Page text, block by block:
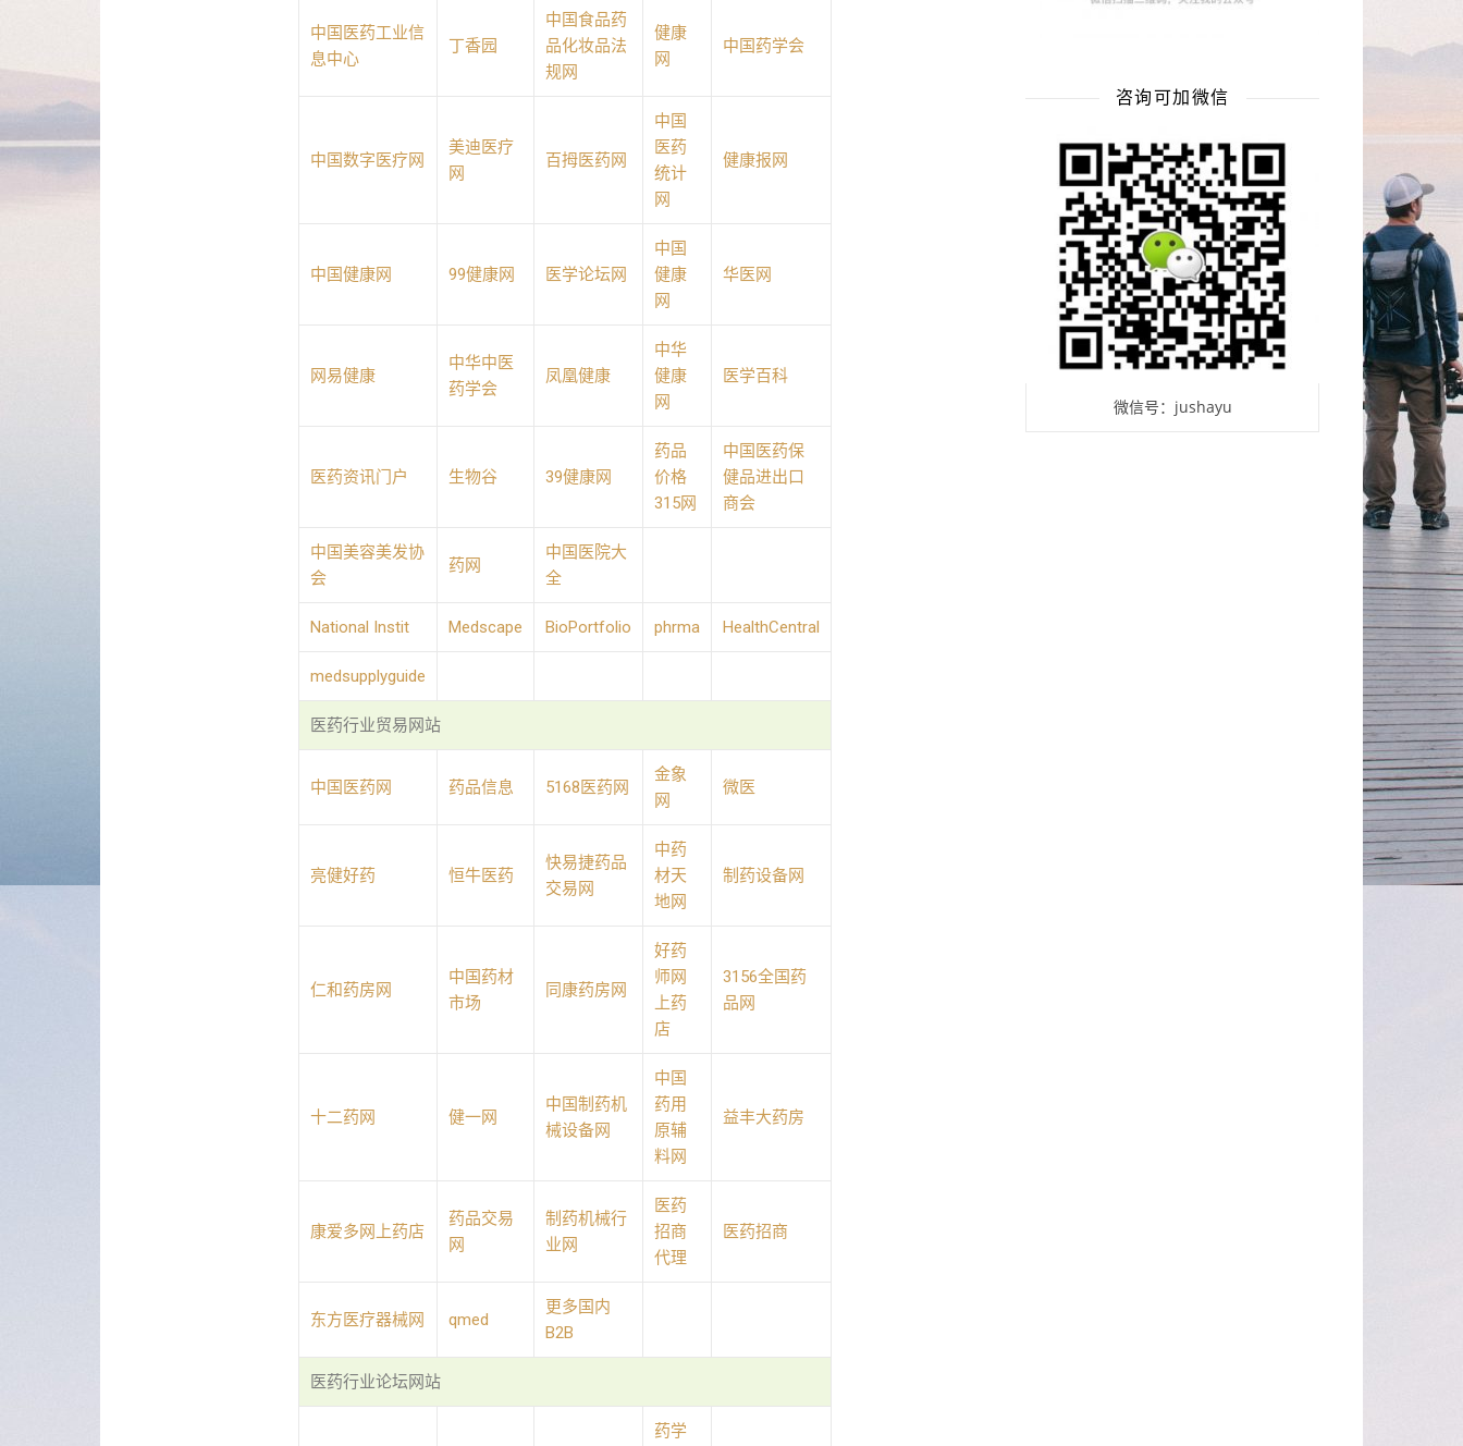
中国医药工业信
息中心
丁香园
中国食品药
品化妆品法
规网
健康
网
中国药学会
中国数字医疗网
美迪医疗
网
百拇医药网
中国
医药
统计
网
健康报网
中国健康网 99健康网 医学论坛网
中国
健康
网
华医网
网易健康
中华中医
药学会
凤凰健康
中华
健康
网
医学百科
医药资讯门户 生物谷 39健康网
药品
价格
315网
中国医药保
健品进出口
商会
中国美容美发协
会
药网
中国医院大
全
National Instit Medscape BioPortfolio phrma HealthCentral
medsupplyguide
医药行业贸易网站
中国医药网 药品信息 5168医药网
金象
网
微医
亮健好药 恒牛医药
快易捷药品
交易网
中药
材天
地网
制药设备网
仁和药房网
中国药材
市场
同康药房网
好药
师网
上药
店
3156全国药
品网
十二药网 健一网
中国制药机
械设备网
中国
药用
原辅
料网
益丰大药房
康爱多网上药店
药品交易
网
制药机械行
业网
医药
招商
代理
医药招商
东方医疗器械网 qmed
更多国内
B2B
医药行业论坛网站
药学
咨询可加微信
微信号：jushayu